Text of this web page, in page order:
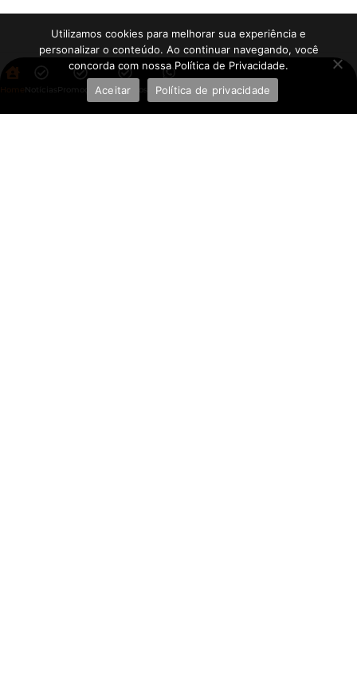
Home Notícias PromoçõesAplicativos WhatsApp
Utilizamos cookies para melhorar sua experiência e
personalizar o conteúdo. Ao continuar navegando, você
concorda com nossa Política de Privacidade.
Aceitar
Política de privacidade